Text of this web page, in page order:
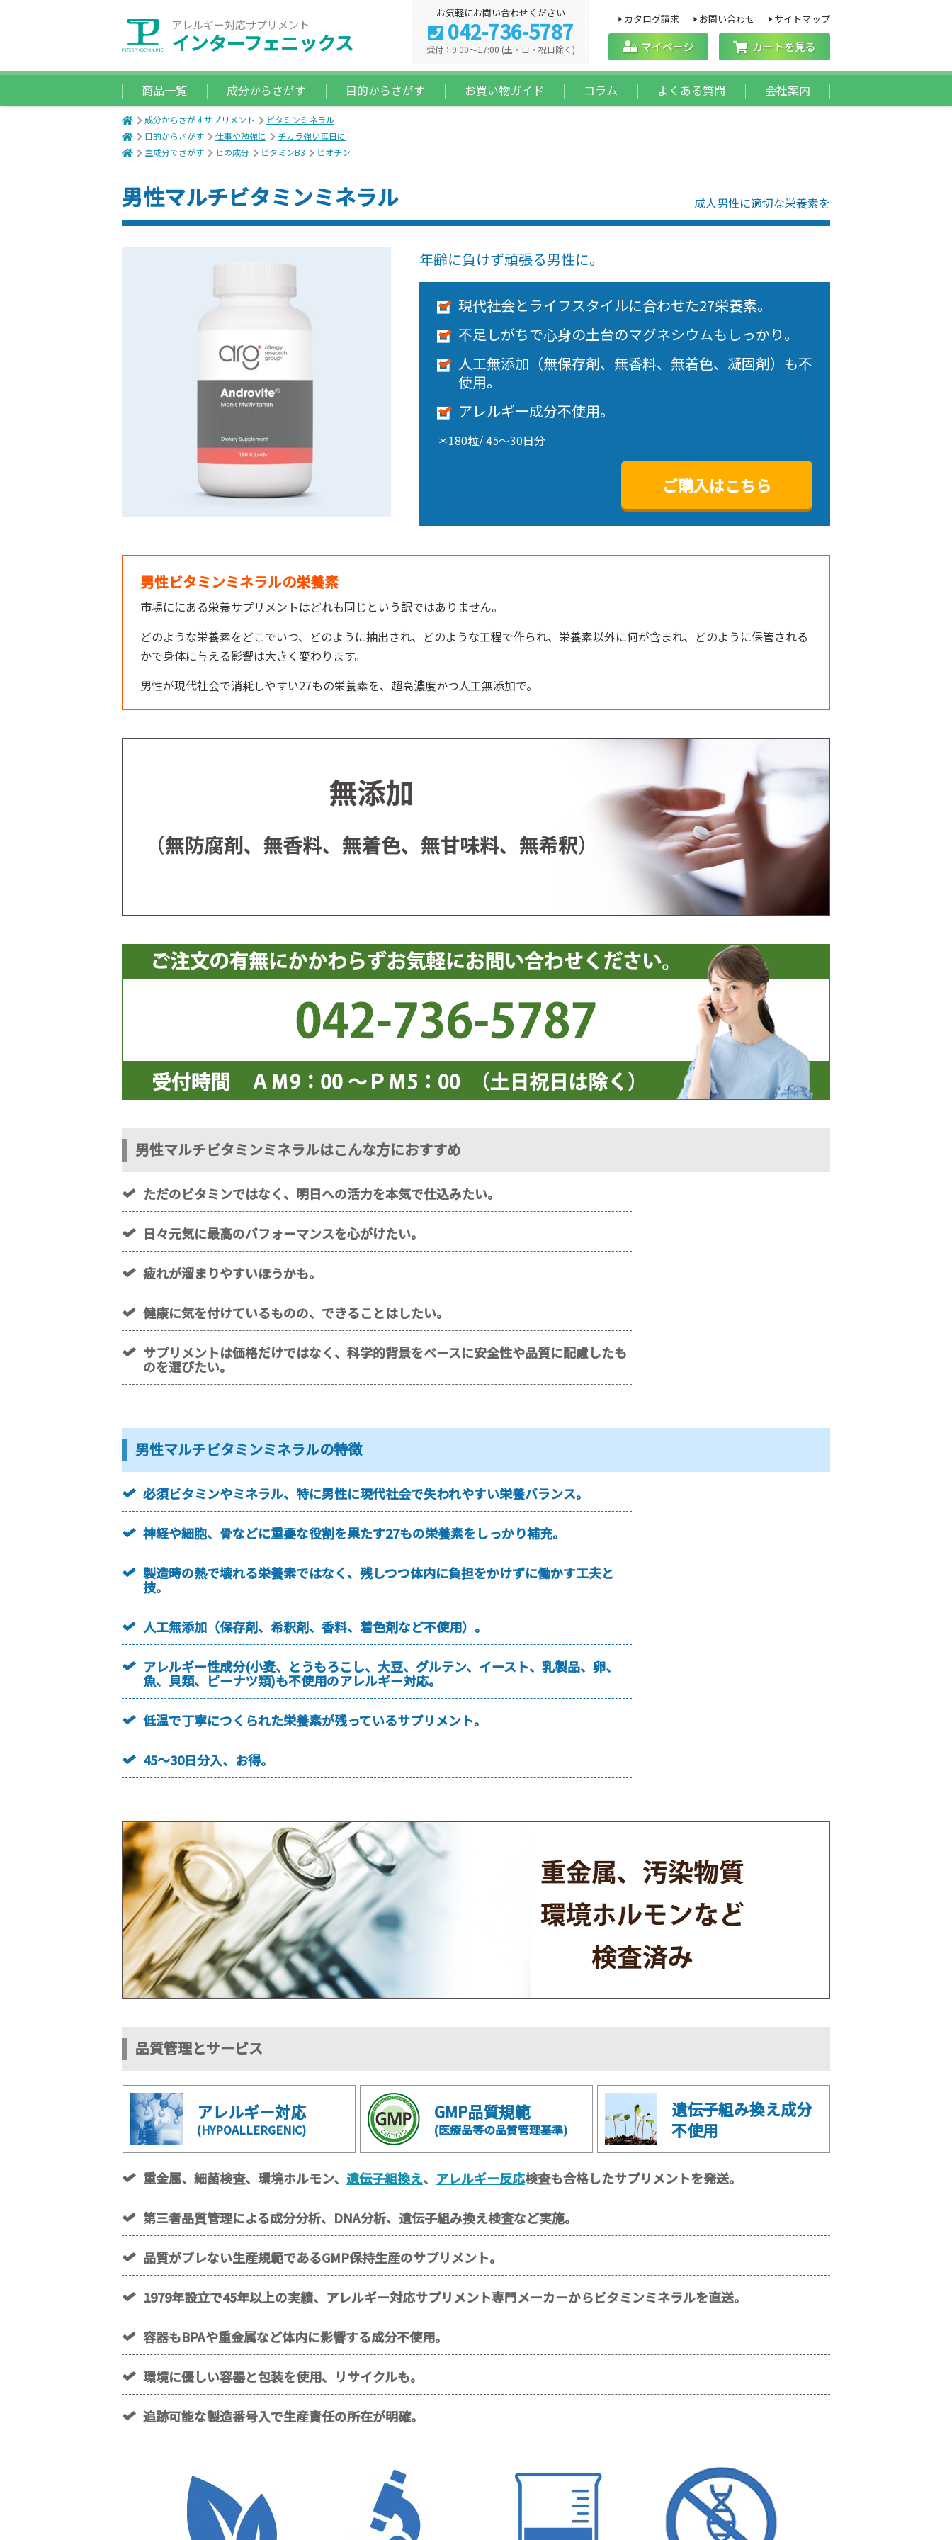
アレルギー対応サプリメント
インターフェニックス マイページ カートを見る
商品一覧 成分からさがす 目的からさがす お買い物ガイド コラム よくある質問 会社案内
カタログ請求 お問い合わせ サイトマップ
お気軽にお問い合わせください
042-736-5787
受付：9:00～17:00 (土・日・祝日除く)
成分からさがすサプリメント
ビタミンミネラル
目的からさがす
仕事や勉強に
チカラ強い毎日に
主成分でさがす
ヒの成分 ビタミンB3 ビオチン
成人男性に適切な栄養素を
男性マルチビタミンミネラル
年齢に負けず頑張る男性に。
現代社会とライフスタイルに合わせた27栄養素。
不足しがちで心身の土台のマグネシウムもしっかり。
人工無添加（無保存剤、無香料、無着色、凝固剤）も不
使用。
アレルギー成分不使用。
＊180粒/ 45～30日分
ご購入はこちら
男性ビタミンミネラルの栄養素
市場ににある栄養サプリメントはどれも同じという訳ではありません。
どのような栄養素をどこでいつ、どのように抽出され、どのような工程で作られ、栄養素以外に何が含まれ、どのように保管される
かで身体に与える影響は大きく変わります。
男性が現代社会で消耗しやすい27もの栄養素を、超高濃度かつ人工無添加で。
男性マルチビタミンミネラルはこんな方におすすめ
ただのビタミンではなく、明日への活力を本気で仕込みたい。
日々元気に最高のパフォーマンスを心がけたい。
疲れが溜まりやすいほうかも。
健康に気を付けているものの、できることはしたい。
サプリメントは価格だけではなく、科学的背景をベースに安全性や品質に配慮したも
のを選びたい。
男性マルチビタミンミネラルの特徴
必須ビタミンやミネラル、特に男性に現代社会で失われやすい栄養バランス。
神経や細胞、骨などに重要な役割を果たす27もの栄養素をしっかり補充。
製造時の熱で壊れる栄養素ではなく、残しつつ体内に負担をかけずに働かす工夫と
技。
人工無添加（保存剤、希釈剤、香料、着色剤など不使用）。
アレルギー性成分(小麦、とうもろこし、大豆、グルテン、イースト、乳製品、卵、
魚、貝類、ピーナツ類)も不使用のアレルギー対応。
低温で丁寧につくられた栄養素が残っているサプリメント。
45～30日分入、お得。
品質管理とサービス
アレルギー対応
(HYPOALLERGENIC)
GMP品質規範
(医療品等の品質管理基準)
遺伝子組み換え成分
不使用
重金属、細菌検査、環境ホルモン、 遺伝子組換え、 アレルギー反応検査も合格したサプリメントを発送。
第三者品質管理による成分分析、DNA分析、遺伝子組み換え検査など実施。
品質がブレない生産規範であるGMP保持生産のサプリメント。
1979年設立で45年以上の実績、アレルギー対応サプリメント専門メーカーからビタミンミネラルを直送。
容器もBPAや重金属など体内に影響する成分不使用。
環境に優しい容器と包装を使用、リサイクルも。
追跡可能な製造番号入で生産責任の所在が明確。